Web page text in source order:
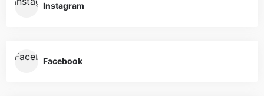
Instagram
Facebook